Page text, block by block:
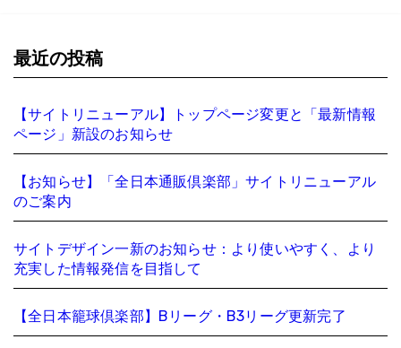
最近の投稿
【サイトリニューアル】トップページ変更と「最新情報
ページ」新設のお知らせ
【お知らせ】「全日本通販倶楽部」サイトリニューアル
のご案内
サイトデザイン一新のお知らせ：より使いやすく、より
充実した情報発信を目指して
【全日本籠球倶楽部】Bリーグ・B3リーグ更新完了